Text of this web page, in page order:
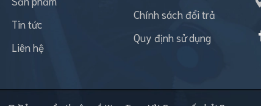
Tin tức
Liên hệ
Chính sách đổi trả
Quy định sử dụng